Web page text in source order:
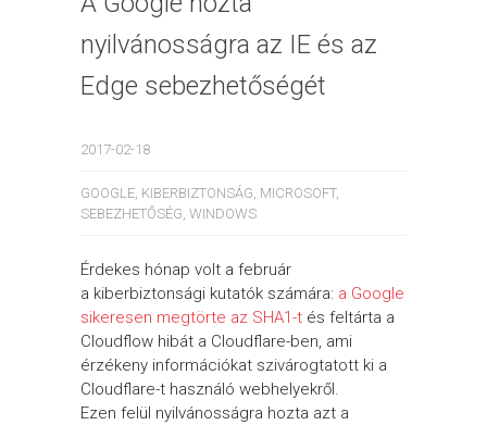
nyilvánosságra az IE és az
Edge sebezhetőségét
2017-02-18
GOOGLE KIBERBIZTONSÁG MICROSOFT,
SEBEZHETŐSÉG WINDOWS
Érdekes hónap volt a február
a kiberbiztonsági kutatók számára: a Google
sikeresen megtörte az SHA1-t és feltárta a
Cloudflow hibát a Cloudflare-ben, ami
érzékeny információkat szivárogtatott ki a
Cloudflare-t használó webhelyekről.
Ezen felül nyilvánosságra hozta azt a